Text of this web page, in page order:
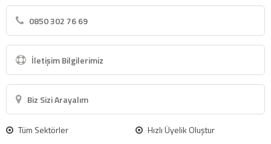
0850 302 76 69
İletişim Bilgilerimiz
Biz Sizi Arayalım
Tüm Sektörler
Hızlı Üyelik Oluştur